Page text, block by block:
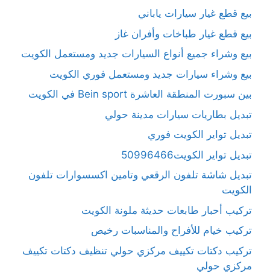
بيع قطع غيار سيارات ياباني
بيع قطع غيار طباخات وأفران غاز
بيع وشراء جميع أنواع السيارات جديد ومستعمل الكويت
بيع وشراء سيارات جديد ومستعمل فوري الكويت
بين سبورت المنطقة العاشرة Bein sport في الكويت
تبديل بطاريات سيارات مدينة حولي
تبديل تواير الكويت فوري
تبديل تواير الكويت50996466
تبديل شاشة تلفون الرقعي وتامين اكسسوارات تلفون
الكويت
تركيب أحبار طابعات حديثة ملونة الكويت
تركيب خيام للأفراح والمناسبات رخيص
تركيب دكتات تكييف مركزي حولي تنظيف دكتات تكييف
مركزي حولي